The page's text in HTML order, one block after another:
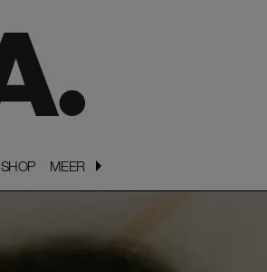
SHOP
SHOP MEER
MEER